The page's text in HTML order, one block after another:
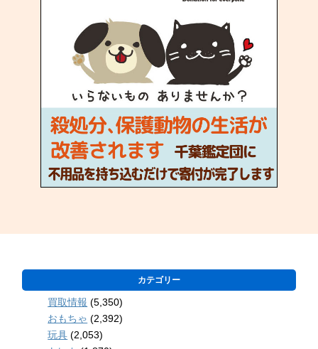
カテゴリー
買取情報 (5,350)
おもちゃ (2,392)
玩具 (2,053)